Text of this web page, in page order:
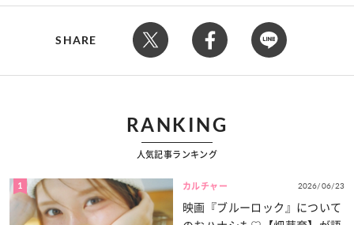
SHARE
RANKING
人気記事ランキング
1 カルチャー 2026/06/23
映画『ブルーロック』について